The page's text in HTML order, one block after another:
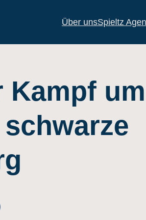
Über unsSpieltz
Kampf um